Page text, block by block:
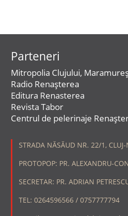
Parteneri
Mitropolia Clujului,
Radio Renașterea
Editura Renasterea
Revista Tabor
Centrul de pelerinaje
STRADA NĂSĂUD NR. 22/1,
PROTOPOP: PR. ALEXANDRU-
SECRETAR: PR. ADRIAN
TEL: 0264596566 / 0757777794